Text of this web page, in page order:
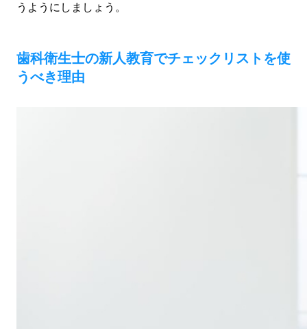
うようにしましょう。
歯科衛生士の新人教育でチェックリストを使
うべき理由